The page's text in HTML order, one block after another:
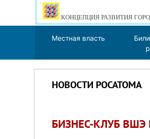
КОНЦЕПЦИЯ РАЗВИТИЯ
Местная власть
НОВОСТИ РОСАТОМА
БИЗНЕС-КЛУБ ВШЭ